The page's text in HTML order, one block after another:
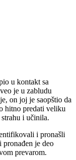
u kontakt sa
je u zabludu
on joj je saopštio da
hitno predati veliku
strahu i učinila.
i pronašli
pronađen je deo
prevarom.